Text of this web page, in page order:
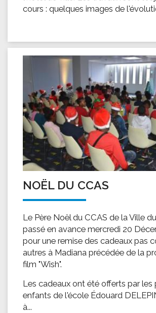
cours : quelques images de
NOËL DU CCAS
Le Père Noël du CCAS de la Ville
passé en avance mercredi 20
pour une remise des cadeaux pas
autres à Madiana précédée de la
film "Wish".
Les cadeaux ont été offerts par les
enfants de l'école Édouard
à...